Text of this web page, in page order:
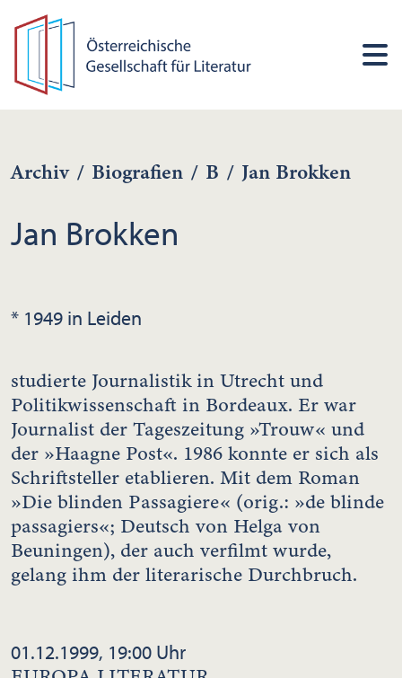
Archiv / Biografien / B / Jan Brokken
Jan Brokken
* 1949 in Leiden
studierte Journalistik in Utrecht und
Politikwissenschaft in Bordeaux. Er war
Journalist der Tageszeitung »Trouw« und
der »Haagne Post«. 1986 konnte er sich als
Schriftsteller etablieren. Mit dem Roman
»Die blinden Passagiere« (orig.: »de blinde
passagiers«; Deutsch von Helga von
Beuningen), der auch verfilmt wurde,
gelang ihm der literarische Durchbruch.
01.12.1999, 19:00 Uhr